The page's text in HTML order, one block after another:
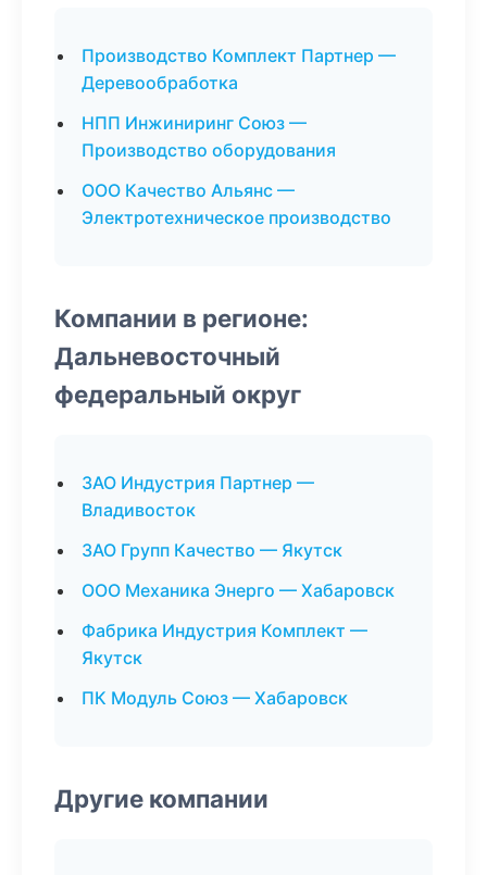
Производство Комплект Партнер —
Деревообработка
НПП Инжиниринг Союз —
Производство оборудования
ООО Качество Альянс —
Электротехническое производство
Компании в регионе:
Дальневосточный
федеральный округ
ЗАО Индустрия Партнер —
Владивосток
ЗАО Групп Качество — Якутск
ООО Механика Энерго — Хабаровск
Фабрика Индустрия Комплект —
Якутск
ПК Модуль Союз — Хабаровск
Другие компании